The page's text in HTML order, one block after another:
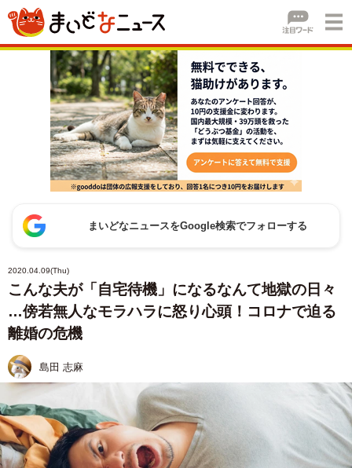
まいどなニュースをGoogle検索でフォローする
2020.04.09(Thu)
こんな夫が「自宅待機」になるなんて地獄の日々
…傍若無人なモラハラに怒り心頭！コロナで迫る
離婚の危機
島田 志麻